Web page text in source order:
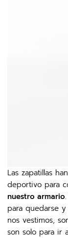
Las zapatillas
deportivo para
nuestro armario
para quedarse
nos vestimos,
son solo para ir